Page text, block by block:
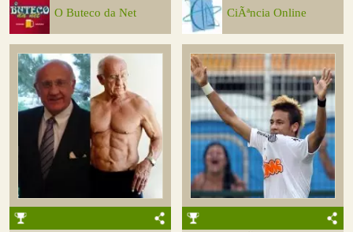
O Buteco da Net CiÃªncia Online